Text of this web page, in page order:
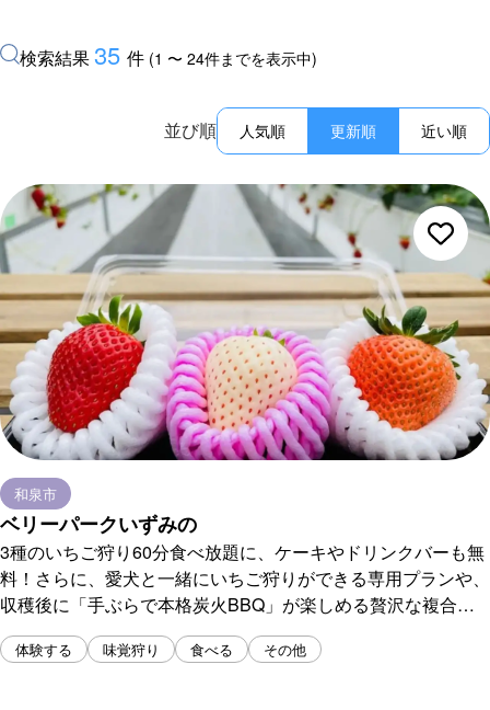
検索結果35 件 (1 〜 24件までを表示中)
並び順 人気順 更新順 近い順
和泉市
ベリーパークいずみの
3種のいちご狩り60分食べ放題に、ケーキやドリンクバーも無
料！さらに、愛犬と一緒にいちご狩りができる専用プランや、
収穫後に「手ぶらで本格炭火BBQ」が楽しめる贅沢な複合プ
ランがあるのもここならでは！ ※ 要事前予約
体験する 味覚狩り 食べる その他